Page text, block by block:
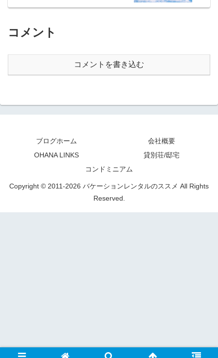
コメント
コメントを書き込む
ブログホーム
会社概要
OHANA LINKS
貸別荘/邸宅
コンドミニアム
Copyright © 2011-2026 バケーションレンタルのススメ All Rights
Reserved.